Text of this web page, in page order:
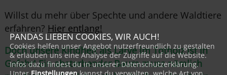
Willst du mehr über Spechte und andere Waldtiere
erfahren? Hier entlang!
Doch unsere Kindheit als Larve im Totholz ist in
Gefahr! Ein absterbender Baum muss nämlich
PANDAS LIEBEN COOKIES, WIR AUCH!
Cookies helfen unser Angebot nutzerfreundlich zu gestalten
& erlauben uns eine Analyse der Zugriffe auf die Website.
Infos dazu findest du in unserer Datenschutzerklärung.